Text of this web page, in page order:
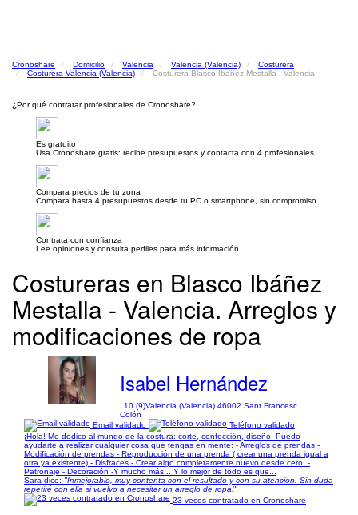
Cronoshare Domicilio Valencia Valencia (Valencia)
Costurera
Costurera Valencia (Valencia)
Costurera Blasco Ibáñez Mestalla - Valencia
¿Por qué contratar profesionales de Cronoshare?
Es gratuito
Usa Cronoshare gratis: recibe presupuestos y contacta con 4 profesionales.
Compara precios de tu zona
Compara hasta 4 presupuestos desde tu PC o smartphone, sin compromiso.
Contrata con confianza
Lee opiniones y consulta perfiles para más información.
Costureras en Blasco Ibáñez
Mestalla - Valencia. Arreglos y
modificaciones de ropa
Isabel Hernández
10 (9)Valencia (Valencia) 46002 Sant Francesc
Colón
Email validado
Teléfono validado
¡Hola! Me dedico al mundo de la costura: corte, confección, diseño. Puedo
ayudarte a realizar cualquier cosa que tengas en mente: - Arreglos de prendas -
Modificación de prendas - Reproducción de una prenda ( crear una prenda igual a
otra ya existente) - Disfraces - Crear algo completamente nuevo desde cero. -
Patronaje - Decoración -Y mucho más... Y lo mejor de todo es que...
Sara dice: "Inmejorable, muy contenta con el resultado y con su atención. Sin duda
repetiré con ella si vuelvo a necesitar un arreglo de ropa!"
23 veces contratado en Cronoshare